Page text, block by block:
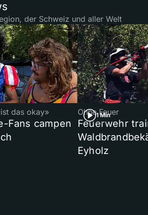
der Schweiz und aller Welt
das okay»
Fans campen
1 Min
Ohne Feuer
Feuerwehr
Eyholz